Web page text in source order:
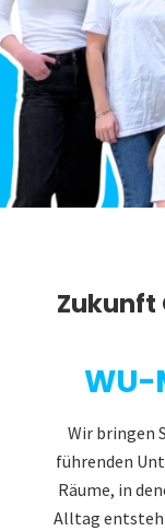
Zukunft
Wir bringen
führenden
Räume, in
Alltag